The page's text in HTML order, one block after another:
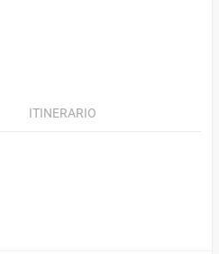
ITINERARIO